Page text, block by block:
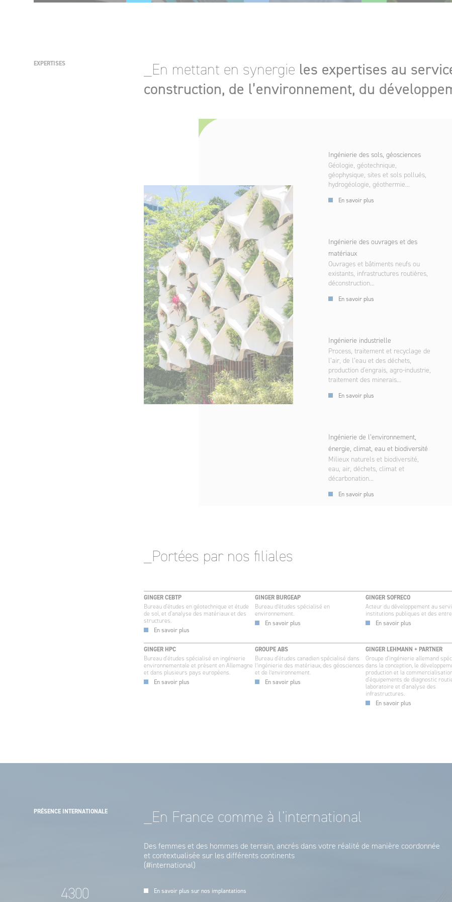
EXPERTISES _En mettant en synergie les expertises au
construction, de l’environnement, du
Ingénierie des sols, géosciences
Géologie, géotechnique,
géophysique, sites et sols pollués,
hydrogéologie, géothermie...
En savoir plus
Ingénierie des ouvrages et des
matériaux
Ouvrages et bâtiments neufs ou
existants, infrastructures routières,
déconstruction...
En savoir plus
Ingénierie industrielle
Process, traitement et recyclage de
l’air, de l’eau et des déchets,
production d'engrais, agro-industrie,
traitement des minerais...
En savoir plus
Ingénierie de l’environnement,
énergie, climat, eau et biodiversité
Milieux naturels et biodiversité,
eau, air, déchets, climat et
décarbonation...
En savoir plus
_Portées par nos filiales
GINGER CEBTP
Bureau d'études en géotechnique et étude
de sol, et d'analyse des matériaux et des
structures.
En savoir plus
GINGER BURGEAP
Bureau d’études spécialisé en
environnement.
En savoir plus
GINGER SOFRECO
Acteur du développement au
institutions publiques et des
En savoir plus
GINGER HPC
Bureau d'études spécialisé en ingénierie
environnementale et présent en Allemagne
et dans plusieurs pays européens.
En savoir plus
GROUPE ABS
Bureau d'études canadien spécialisé dans
l’ingénierie des matériaux, des géosciences
et de l’environnement.
En savoir plus
GINGER LEHMANN + PARTNER
Groupe d'ingénierie allemand
dans la conception, le
production et la
d'équipements de diagnostic
laboratoire et d'analyse des
infrastructures.
En savoir plus
PRÉSENCE INTERNATIONALE _En France comme à l’international
Des femmes et des hommes de terrain, ancrés dans votre réalité de manière coordonnée
et contextualisée sur les différents continents
(#international)
4300 En savoir plus sur nos implantations